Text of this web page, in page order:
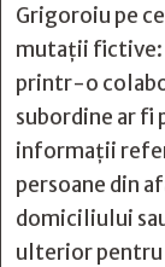
Grigoroiu pe
mutații fictive:
printr-o
subordine ar fi
informaţii
persoane din
domiciliului
ulterior pentru